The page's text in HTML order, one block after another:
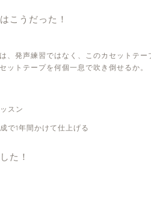
こうだった！
、発声練習ではなく、このカセットテー
ットテープを何個一息で吹き倒せるか。
スン
で1年間かけて仕上げる
た！